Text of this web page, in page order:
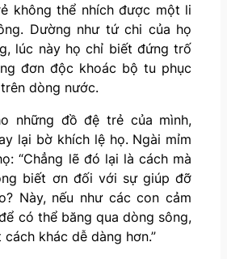
không thể nhích được một li
Dường như tứ chi của họ
lúc này họ chỉ biết đứng trố
đơn độc khoác bộ tu phục
dòng nước.
những đồ đệ trẻ của mình,
lại bờ khích lệ họ. Ngài mỉm
“Chẳng lẽ đó lại là cách mà
biết ơn đối với sự giúp đỡ
Này, nếu như các con cảm
có thể băng qua dòng sông,
khác dễ dàng hơn.”